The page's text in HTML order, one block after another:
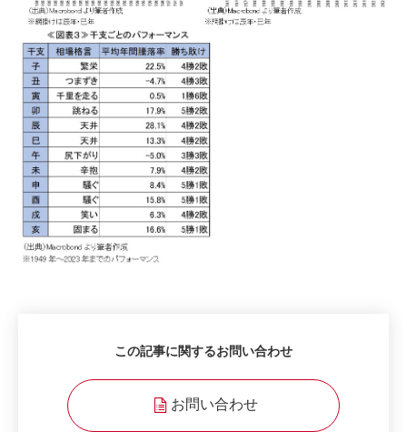
この記事に関するお問い合わせ
お問い合わせ